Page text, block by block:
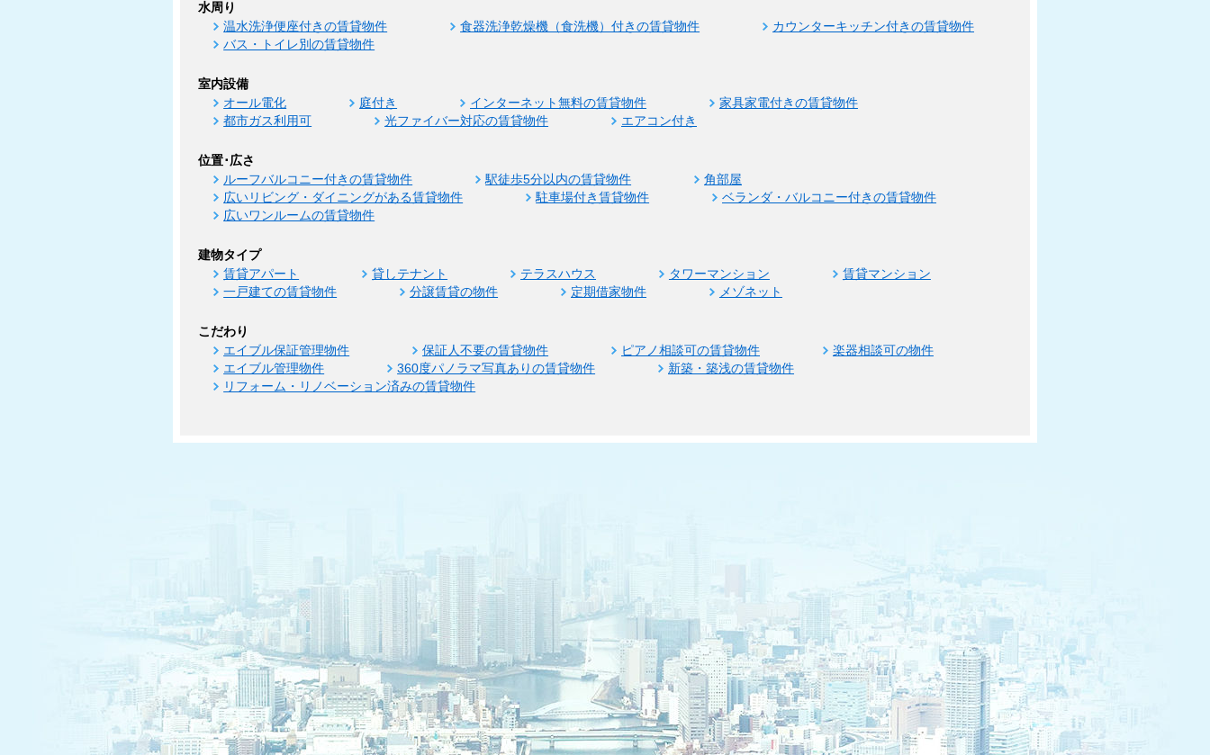
水周り
温水洗浄便座付きの賃貸物件 食器洗浄乾燥機（食洗機）付きの賃貸物件
カウンターキッチン付きの賃貸物件
バス・トイレ別の賃貸物件
室内設備
オール電化 庭付き インターネット無料の賃貸物件
家具家電付きの賃貸物件
都市ガス利用可
光ファイバー対応の賃貸物件 エアコン付き
位置･広さ
ルーフバルコニー付きの賃貸物件 駅徒歩5分以内の賃貸物件
角部屋
広いリビング・ダイニングがある賃貸物件
駐車場付き賃貸物件
ベランダ・バルコニー付きの賃貸物件
広いワンルームの賃貸物件
建物タイプ
賃貸アパート 貸しテナント テラスハウス タワーマンション
賃貸マンション
一戸建ての賃貸物件
分譲賃貸の物件 定期借家物件 メゾネット
こだわり
エイブル保証管理物件 保証人不要の賃貸物件 ピアノ相談可の賃貸物件
楽器相談可の物件
エイブル管理物件
360度パノラマ写真ありの賃貸物件
新築・築浅の賃貸物件
リフォーム・リノベーション済みの賃貸物件